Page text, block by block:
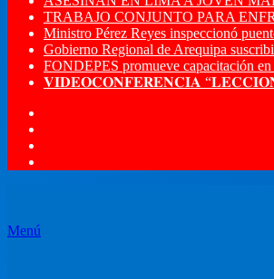
TRABAJO CONJUNTO PARA
Ministro Pérez Reyes inspeccionó
Gobierno Regional de Arequipa
FONDEPES promueve capacitación en
𝐕𝐈𝐃𝐄𝐎𝐂𝐎𝐍𝐅𝐄𝐑𝐄𝐍𝐂𝐈𝐀
Menú